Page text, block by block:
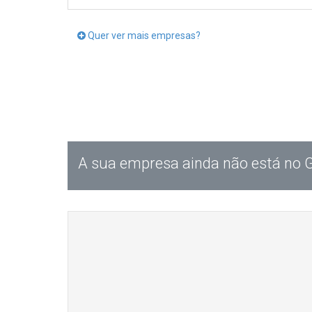
Quer ver mais empresas?
A sua empresa ainda não está no